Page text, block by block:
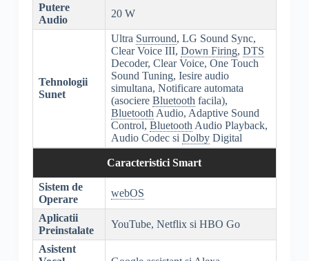
Putere
Audio
20 W
Tehnologii
Sunet
Ultra Surround, LG Sound Sync,
Clear Voice III, Down Firing, DTS
Decoder, Clear Voice, One Touch
Sound Tuning, Iesire audio
simultana, Notificare automata
(asociere Bluetooth facila),
Bluetooth Audio, Adaptive Sound
Control, Bluetooth Audio Playback,
Audio Codec si DolbyDigital
Caracteristici Smart
Sistem de
Operare
webOS
Aplicatii
Preinstalate
YouTube, Netflix si HBO Go
Asistent